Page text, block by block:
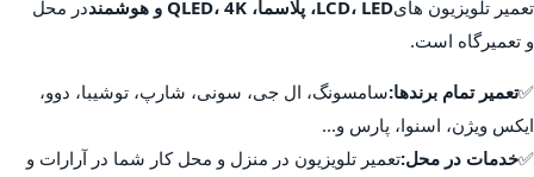
تعمیر تلویزیون هایLCD، LED، پلاسما، QLED، 4K و هوشمند
در محل
و تعمیرگاه است.
✅تعمیر تمام برندها:سامسونگ، ال جی، سونی، شارپ، توشیبا، دوو،
ایکس ویژن، اسنوا، پارس و...
✅خدمات در محل:تعمیر تلویزیون در منزل و محل کار شما در آرارات و